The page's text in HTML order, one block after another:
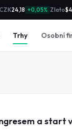
24,18 +0,05% Zlato
Trhy Osobní
a start